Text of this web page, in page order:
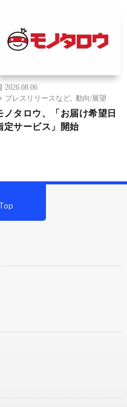
2026.08.06
プレスリリースなど
動向/展望
ノタロウ、「お届け希望日
定サービス」開始